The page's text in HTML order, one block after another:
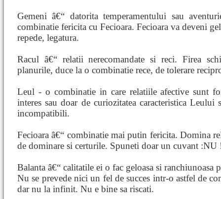
Gemeni â€“ datorita temperamentului sau
combinatie fericita cu Fecioara. Fecioara va deveni
repede, legatura.
Racul â€“ relatii nerecomandate si reci. Firea
planurile, duce la o combinatie rece, de tolerare
Leul - o combinatie in care relatiile afective sunt
interes sau doar de curiozitatea caracteristica Leului
incompatibili.
Fecioara â€“ combinatie mai putin fericita. Domina
de dominare si certurile. Spuneti doar un cuvant :NU
Balanta â€“ calitatile ei o fac geloasa si ranchiunoasa
Nu se prevede nici un fel de succes intr-o astfel de
dar nu la infinit. Nu e bine sa riscati.